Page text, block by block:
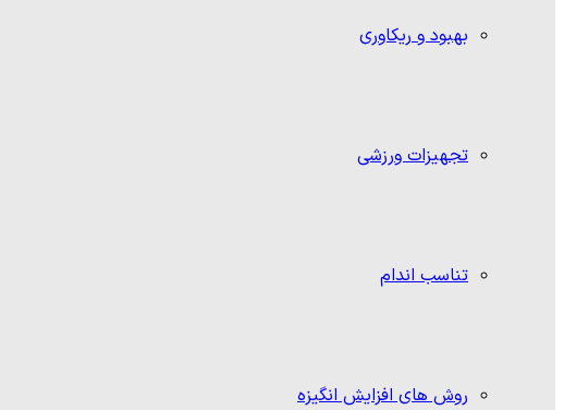
بهبود و ریکاوری
تجهیزات ورزشی
تناسب اندام
روش های افزایش انگیزه